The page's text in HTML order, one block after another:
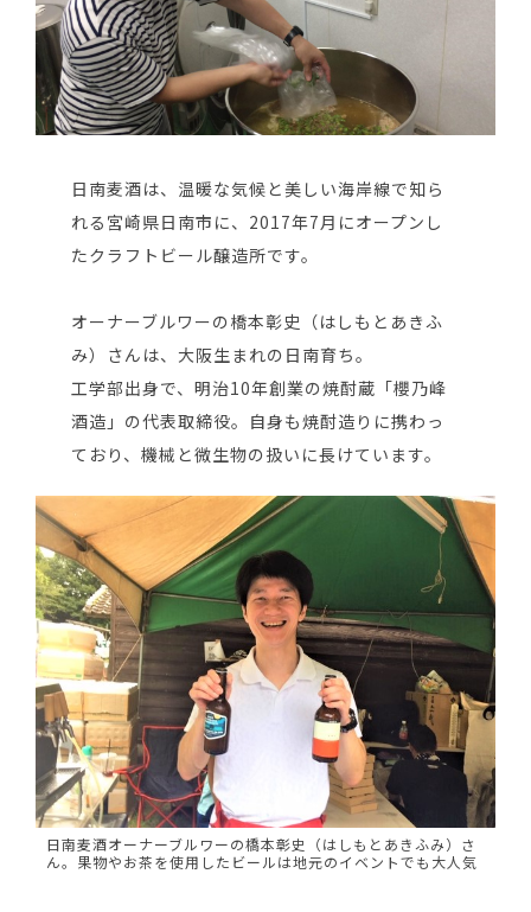
日南麦酒は、温暖な気候と美しい海岸線で知ら
れる宮崎県日南市に、2017年7月にオープンし
たクラフトビール醸造所です。
オーナーブルワーの橋本彰史（はしもとあきふ
み）さんは、大阪生まれの日南育ち。
工学部出身で、明治10年創業の焼酎蔵「櫻乃峰
酒造」の代表取締役。自身も焼酎造りに携わっ
ており、機械と微生物の扱いに長けています。
日南麦酒オーナーブルワーの橋本彰史（はしもとあきふみ）さ
ん。果物やお茶を使用したビールは地元のイベントでも大人気